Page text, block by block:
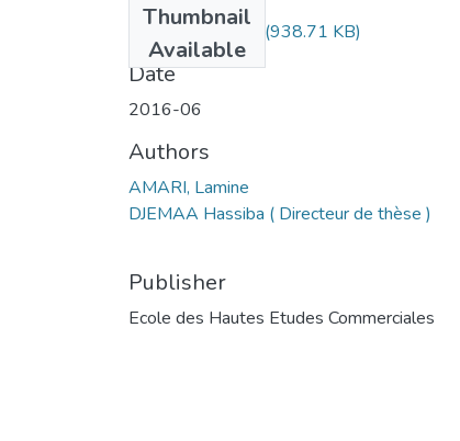
Thumbnail
Available
MS1.271-16.pdf (938.71 KB)
Date
2016-06
Authors
AMARI, Lamine
DJEMAA Hassiba ( Directeur de thèse )
Publisher
Ecole des Hautes Etudes Commerciales